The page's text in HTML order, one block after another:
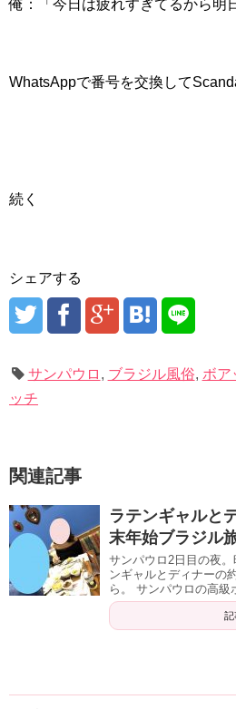
俺：「今日は疲れすぎてるから明
WhatsAppで番号を交換して
続く
シェアする
サンパウロ , ブラジル風俗, ボア
ッチ
関連記事
ラテンギャルと
末年始ブラジル
サンパウロ2日目の夜
ンギャルとディナーの
ら。 サンパウロの高級
記